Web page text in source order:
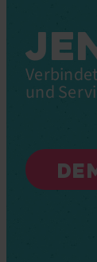
und